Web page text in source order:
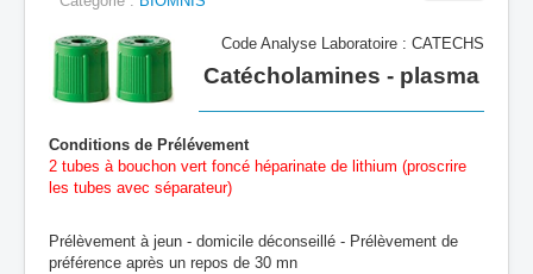
Code Analyse Laboratoire : CATECHS
Catécholamines - plasma
Conditions de Prélévement
2 tubes à bouchon vert foncé héparinate de lithium (proscrire
les tubes avec séparateur)
Prélèvement à jeun - domicile déconseillé - Prélèvement de
préférence après un repos de 30 mn